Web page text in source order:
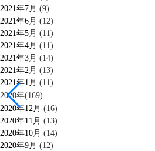
2021年7月 (9)
2021年6月 (12)
2021年5月 (11)
2021年4月 (11)
2021年3月 (14)
2021年2月 (13)
2021年1月 (11)
2020年(169)
2020年12月 (16)
2020年11月 (13)
2020年10月 (14)
2020年9月 (12)